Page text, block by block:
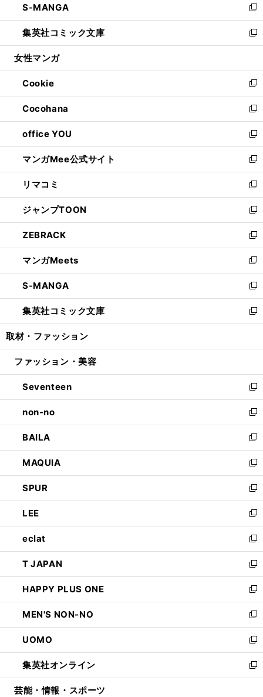
く
で
開
く
ド
ウ
で
開
ィ
ン
ド
ウ
開
く
い
ウ
ィ
ン
ウ
で
開
く
S-MANGA
新
し
い
ウ
ン
ド
ウ
で
開
く
集英社コミック文庫
新
し
ウ
ィ
ン
ド
ウ
で
開
く
女性マンガ
Cookie
新
し
い
ウ
ィ
ン
ド
ウ
で
開
く
Cocohana
新
し
い
ウ
ィ
ン
ド
ウ
で
開
く
office YOU
新
し
い
ウ
ィ
ン
ド
ウ
で
開
く
マンガMee公式サイト
新
し
い
ウ
ィ
ン
ド
ウ
で
開
く
リマコミ
新
し
い
ウ
ィ
ン
ド
ウ
で
開
く
ジャンプTOON
新
し
い
ウ
ィ
ン
ド
ウ
で
開
ZEBRACK
新
し
い
ウ
ィ
ン
ド
ウ
開
マンガMeets
新
し
い
ウ
ィ
ン
ウ
開
く
S-MANGA
新
し
い
ウ
ン
ウ
で
開
く
集英社コミック文庫
新
し
ウ
ン
ド
ウ
で
開
く
取材・ファッション
ファッション・美容
Seventeen
新
し
い
ウ
ィ
ン
ド
ウ
で
開
く
non-no
新
し
い
ウ
ィ
ン
ド
ウ
で
開
く
BAILA
新
し
い
ウ
ィ
ン
ド
ウ
で
開
く
MAQUIA
新
し
い
ウ
ィ
ン
ド
ウ
で
開
く
SPUR
新
し
い
ウ
ィ
ン
ド
ウ
で
開
く
LEE
新
し
い
ウ
ィ
ン
ド
ウ
で
開
く
eclat
新
し
い
ウ
ィ
ン
ド
ウ
で
開
く
T JAPAN
新
し
い
ウ
ィ
ン
ド
ウ
で
開
HAPPY PLUS ONE
新
し
い
ウ
ィ
ン
ド
ウ
MEN'S NON-NO
新
し
い
ウ
ィ
ン
UOMO
新
し
い
ウ
集英社オンライン
新
し
芸能・情報・スポーツ